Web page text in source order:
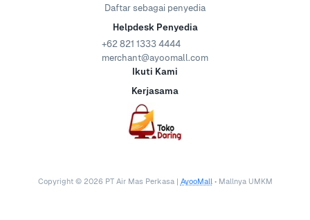
Daftar sebagai penyedia
Helpdesk Penyedia
+62 821 1333 4444
merchant@ayoomall.com
Ikuti Kami
Kerjasama
Copyright © 2026 PT Air Mas Perkasa | AyooMall • Mallnya UMKM